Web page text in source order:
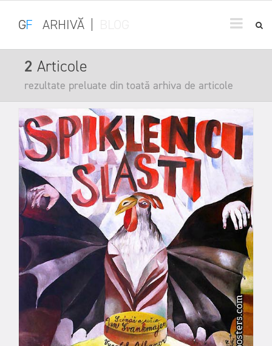
GF ARHIVĂ
2 Articole
rezultate preluate din toată arhiva de articole